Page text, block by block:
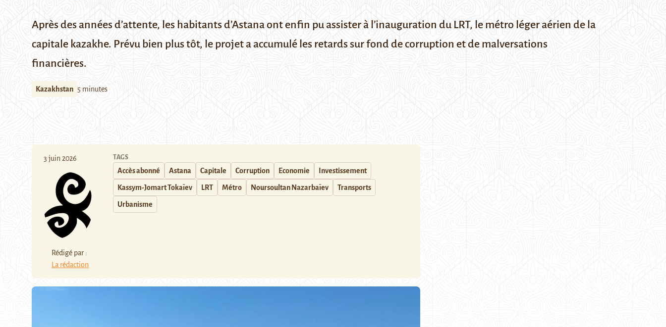
Après des années d’attente, les habitants d’Astana ont enfin pu assister à l’inauguration du LRT, le métro léger aérien de la
capitale kazakhe. Prévu bien plus tôt, le projet a accumulé les retards sur fond de corruption et de malversations
financières.
Kazakhstan 5 minutes
3 juin 2026
Rédigé par :
La rédaction
TAGS
Accès abonné Astana Capitale Corruption Economie Investissement
Kassym-Jomart Tokaïev LRT Métro Noursoultan Nazarbaïev Transports
Urbanisme